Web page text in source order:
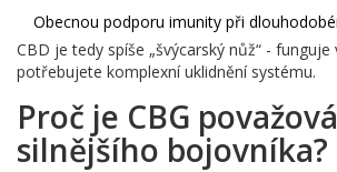
Obecnou podporu imunity při
CBD je tedy spíše „švýcarský nůž“ -
potřebujete komplexní uklidnění systému.
Proč je CBG
silnějšího bojovníka?